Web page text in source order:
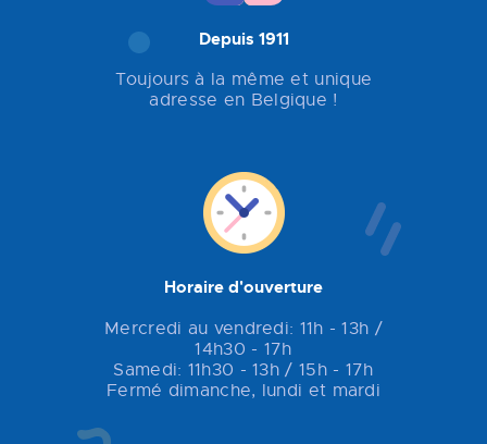
Depuis 1911
Toujours à la même et unique
adresse en Belgique !
Horaire d'ouverture
Mercredi au vendredi: 11h - 13h /
14h30 - 17h
Samedi: 11h30 - 13h / 15h - 17h
Fermé dimanche, lundi et mardi